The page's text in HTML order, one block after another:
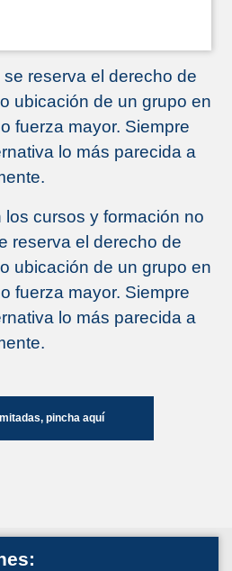
reserva el derecho de
ubicación de un grupo en
fuerza mayor. Siempre
lo más parecida a
los cursos y formación no
reserva el derecho de
ubicación de un grupo en
fuerza mayor. Siempre
lo más parecida a
pincha aquí